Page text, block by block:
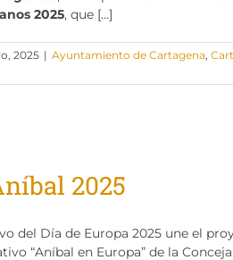
2025, que […]
2025 | Ayuntamiento de Cartagena,
2025
del Día de Europa 2025 une el
“Aníbal en Europa” de la